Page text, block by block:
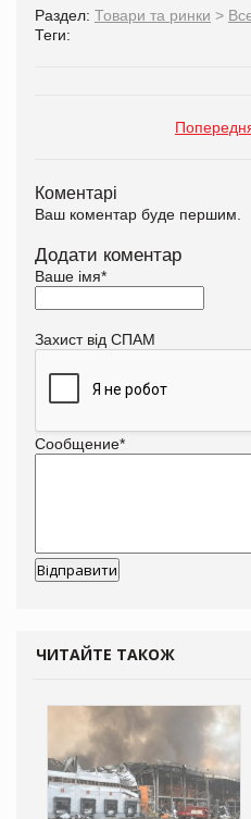
Раздел: Товари та ринки >
Теги:
Коментарі
Ваш коментар буде першим.
Додати коментар
Ваше імя*
Захист від СПАМ
Сообщение*
ЧИТАЙТЕ ТАКОЖ